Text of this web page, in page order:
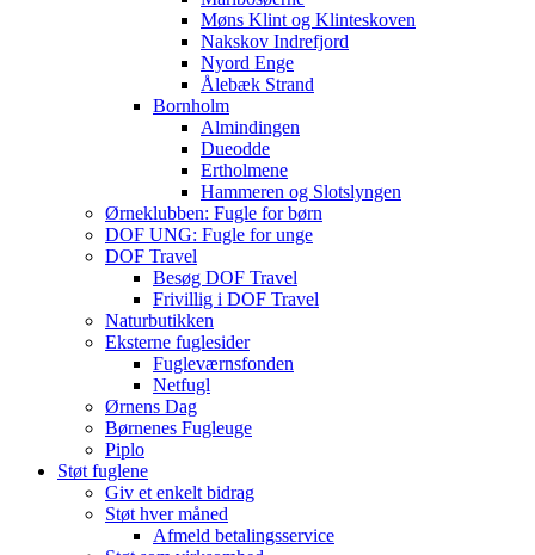
Møns Klint og Klinteskoven
Nakskov Indrefjord
Nyord Enge
Ålebæk Strand
Bornholm
Almindingen
Dueodde
Ertholmene
Hammeren og Slotslyngen
Ørneklubben: Fugle for børn
DOF UNG: Fugle for unge
DOF Travel
Besøg DOF Travel
Frivillig i DOF Travel
Naturbutikken
Eksterne fuglesider
Fugleværnsfonden
Netfugl
Ørnens Dag
Børnenes Fugleuge
Piplo
Støt fuglene
Giv et enkelt bidrag
Støt hver måned
Afmeld betalingsservice